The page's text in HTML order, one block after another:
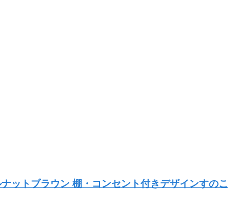
ットブラウン 棚・コンセント付きデザインすのこ